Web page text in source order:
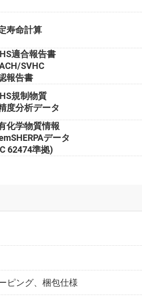
寿命計算
適合報告書
SVHC
報告書
規制物質
度分析データ
化学物質情報
データ
62474準拠)
ピング、梱包仕様